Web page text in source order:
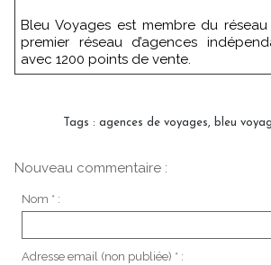
Bleu Voyages est membre du
premier réseau d’agences
avec 1200 points de vente.
Tags : agences de voyages bleu
Nouveau commentaire :
Nom * :
Adresse email (non publiée) * :